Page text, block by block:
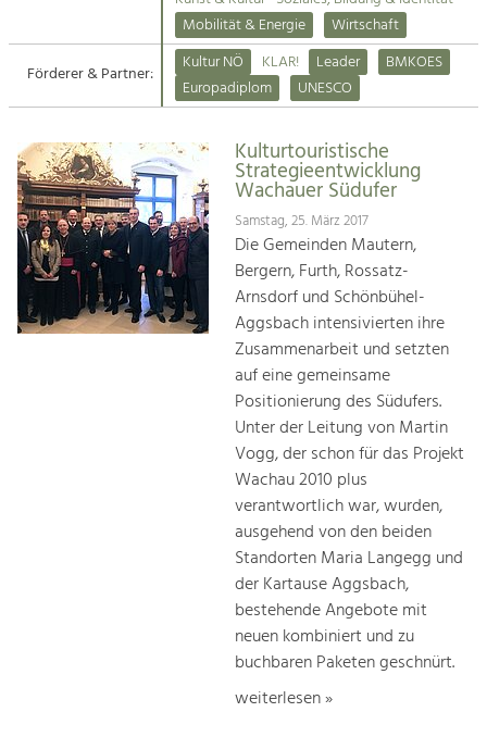
Suche
Impressum
Kontakt
Tourismus
Angebotsentwicklung und
Kunst & Kultur
Handwerk, Wissenschaft und Forschung.
Soziales, Bildung &
Identität
Gleichberechtigung, Jugend und
Integration
Mobilität & Energie
Klimawandel, öffentlicher Verkehr und
Steigerung regionaler Wertschöpfung
Mobilität & Energie
Wirtschaft
Förderer & Partner:
Kultur NÖ KLAR! Leader
BMKOES
Europadiplom
UNESCO
Kulturtouristische
Strategieentwicklung
Wachauer Südufer
Samstag, 25. März 2017
Die Gemeinden Mautern,
Bergern, Furth, Rossatz-
Arnsdorf und Schönbühel-
Aggsbach intensivierten ihre
Zusammenarbeit und setzten
auf eine gemeinsame
Positionierung des Südufers.
Unter der Leitung von Martin
Vogg, der schon für das Projekt
Wachau 2010 plus
verantwortlich war, wurden,
ausgehend von den beiden
Standorten Maria Langegg und
der Kartause Aggsbach,
bestehende Angebote mit
neuen kombiniert und zu
buchbaren Paketen geschnürt.
weiterlesen »